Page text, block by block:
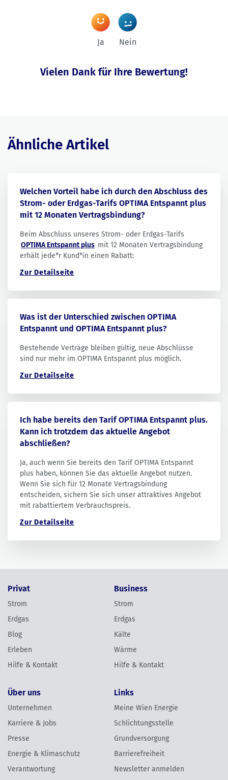
Ja Nein
Vielen Dank für Ihre Bewertung!
Ähnliche Artikel
Welchen Vorteil habe ich durch den Abschluss des
Strom- oder Erdgas-Tarifs OPTIMA Entspannt plus
mit 12 Monaten Vertragsbindung?
Beim Abschluss unseres Strom- oder Erdgas-Tarifs
OPTIMA Entspannt plus mit 12 Monaten Vertragsbindung
erhält jede*r Kund*in einen Rabatt:
Zur Detailseite
Was ist der Unterschied zwischen OPTIMA
Entspannt und OPTIMA Entspannt plus?
Bestehende Verträge bleiben gültig, neue Abschlüsse
sind nur mehr im OPTIMA Entspannt plus möglich.
Zur Detailseite
Ich habe bereits den Tarif OPTIMA Entspannt plus.
Kann ich trotzdem das aktuelle Angebot
abschließen?
Ja, auch wenn Sie bereits den Tarif OPTIMA Entspannt
plus haben, können Sie das aktuelle Angebot nutzen.
Wenn Sie sich für 12 Monate Vertragsbindung
entscheiden, sichern Sie sich unser attraktives Angebot
mit rabattiertem Verbrauchspreis.
Zur Detailseite
Privat
Strom
Erdgas
Blog
Erleben
Hilfe & Kontakt
Business
Strom
Erdgas
Kälte
Wärme
Hilfe & Kontakt
Über uns
Unternehmen
Karriere & Jobs
Presse
Energie & Klimaschutz
Verantwortung
Links
Meine Wien Energie
Schlichtungsstelle
Grundversorgung
Barrierefreiheit
Newsletter anmelden